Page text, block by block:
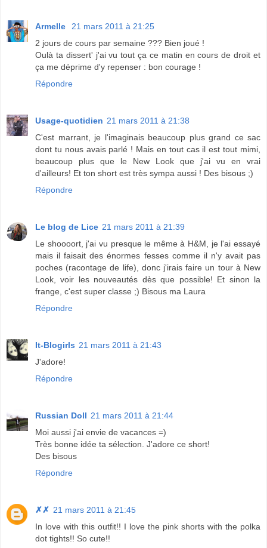
Armelle
21 mars 2011 à 21:25
2 jours de cours par semaine ??? Bien joué !
Oulà ta dissert' j'ai vu tout ça ce matin en cours de droit et
ça me déprime d'y repenser : bon courage !
Répondre
Usage-quotidien 21 mars 2011 à 21:38
C'est marrant, je l'imaginais beaucoup plus grand ce sac
dont tu nous avais parlé ! Mais en tout cas il est tout mimi,
beaucoup plus que le New Look que j'ai vu en vrai
d'ailleurs! Et ton short est très sympa aussi ! Des bisous ;)
Répondre
Le blog de Lice 21 mars 2011 à 21:39
Le shoooort, j'ai vu presque le même à H&M, je l'ai essayé
mais il faisait des énormes fesses comme il n'y avait pas
poches (racontage de life), donc j'irais faire un tour à New
Look, voir les nouveautés dès que possible! Et sinon la
frange, c'est super classe ;) Bisous ma Laura
Répondre
It-Blogirls 21 mars 2011 à 21:43
J'adore!
Répondre
Russian Doll 21 mars 2011 à 21:44
Moi aussi j'ai envie de vacances =)
Très bonne idée ta sélection. J'adore ce short!
Des bisous
Répondre
✗✗ 21 mars 2011 à 21:45
In love with this outfit!! I love the pink shorts with the polka
dot tights!! So cute!!